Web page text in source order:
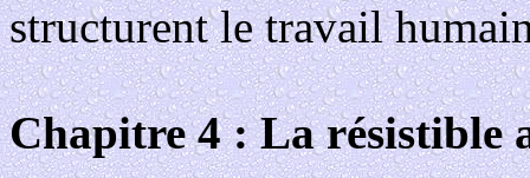
structurent le travail
Chapitre 4 : La résistible